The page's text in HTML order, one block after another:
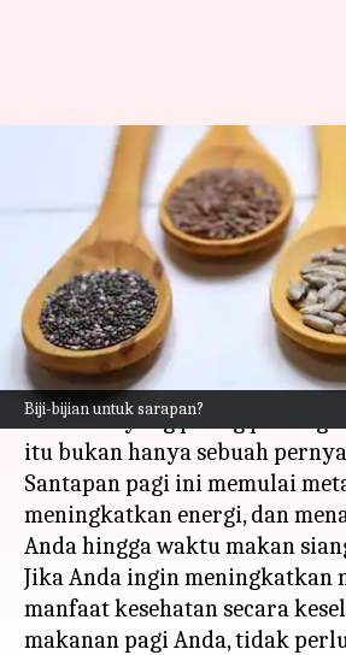
Biji-bijian untuk sarapan?
Biji-bijian yang akan
menyempurnakan
Anda
menulis Taufiq Al Jufri Nov 07, 2023
Apa ceritanya
Mereka mengatakan bahwa
makanan yang paling penting
itu bukan hanya sebuah
Santapan pagi ini memulai
meningkatkan energi, dan
Anda hingga waktu makan
Jika Anda ingin meningkatkan
manfaat kesehatan secara
makanan pagi Anda, tidak